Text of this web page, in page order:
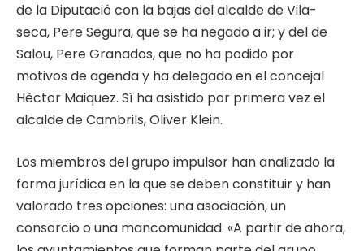
de la Diputació con la bajas del alcalde de Vila-
seca, Pere Segura, que se ha negado a ir; y del de
Salou, Pere Granados, que no ha podido por
motivos de agenda y ha delegado en el concejal
Hèctor Maiquez. Sí ha asistido por primera vez el
alcalde de Cambrils, Oliver Klein.
Los miembros del grupo impulsor han analizado la
forma jurídica en la que se deben constituir y han
valorado tres opciones: una asociación, un
consorcio o una mancomunidad. «A partir de ahora,